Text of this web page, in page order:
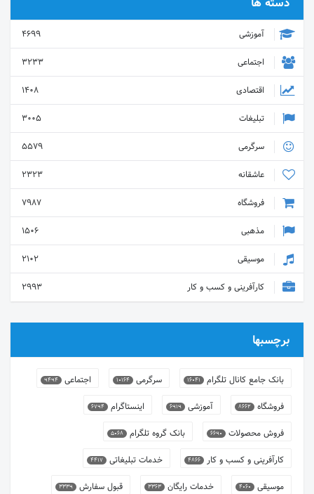
آموزشی
4699
اجتماعی
3233
اقتصادی
1408
تبلیغات
3005
سرگرمی
5579
عاشقانه
2323
فروشگاه
7987
مذهبی
1506
موسیقی
2102
کارآفرینی و کسب و کار
2993
برچسبها
بانک جامع کانال تلگرام 16041 سرگرمی 10164 اجتماعی 9494
فروشگاه 8662 آموزشی 6919 اینستاگرام 6794
فروش محصولات 6690 بانک گروه تلگرام 5068
کارآفرینی و کسب و کار 4866 خدمات تبلیغاتی 4417
موسیقی 4060 خدمات رایگان 3363 قبول سفارش 3339